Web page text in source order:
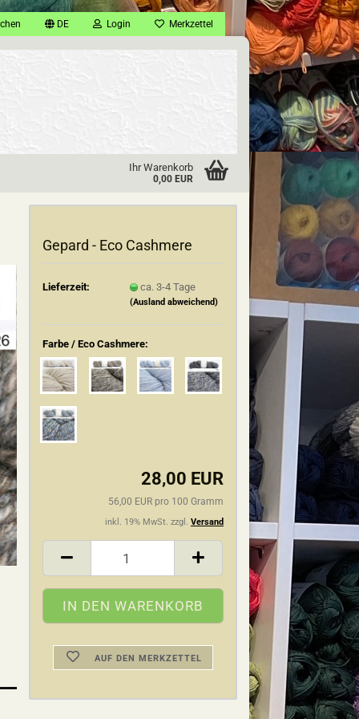
DE Login Merkzettel
Ihr Warenkorb
0,00 EUR
Gepard - Eco Cashmere
Lieferzeit: ca. 3-4 Tage
(Ausland abweichend)
Farbe / Eco Cashmere:
28,00 EUR
56,00 EUR pro 100 Gramm
inkl. 19% MwSt. zzgl. Versand
AUF DEN MERKZETTEL